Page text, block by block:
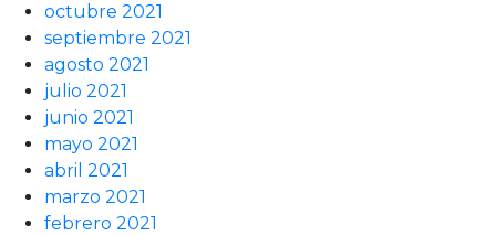
octubre 2021
septiembre 2021
agosto 2021
julio 2021
junio 2021
mayo 2021
abril 2021
marzo 2021
febrero 2021